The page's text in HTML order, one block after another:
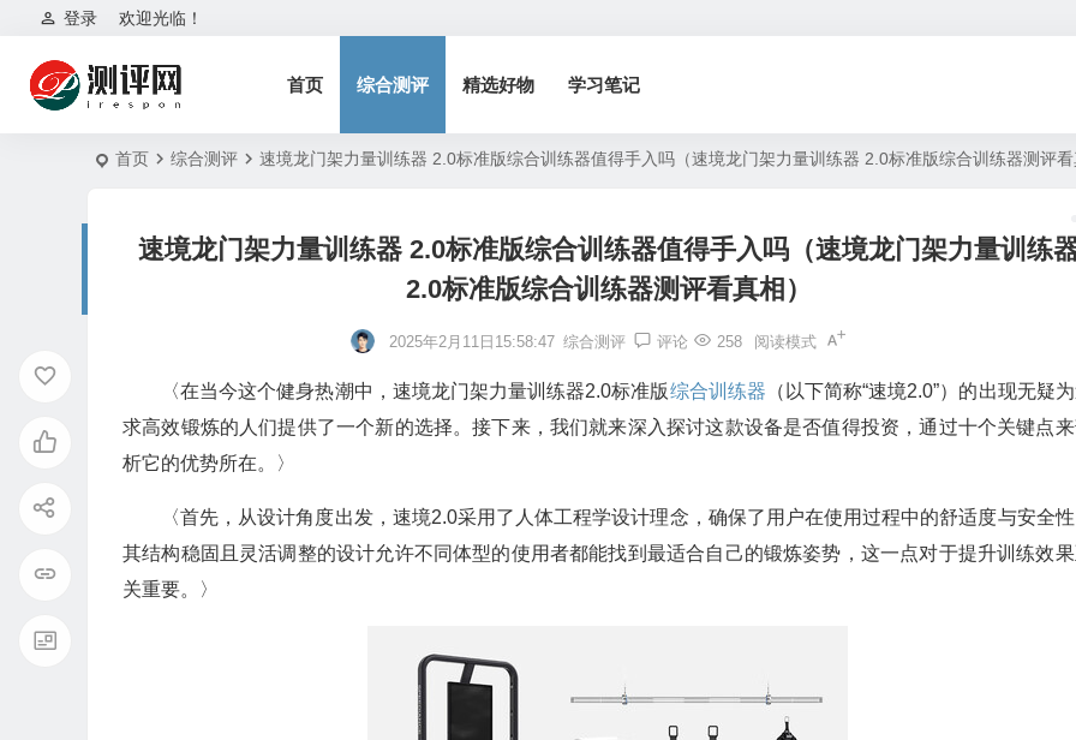
欢迎光临！
登录
首页 综合测评 精选好物 学习笔记
首页 综合测评 速境龙门架力量训练器 2.0标准版综合训练器值得手入吗（速境龙门架力量训练器 2.0标准版综合训练器测评
速境龙门架力量训练器 2.0标准版综合训练器值得手入吗（速境龙门架力量训练
2.0标准版综合训练器测评看真相）
2025年2月11日15:58:47 综合测评 评论 258 阅读模式
〈在当今这个健身热潮中，速境龙门架力量训练器2.0标准版综合训练器 （以下简称“速境2.0”）的出现无疑
求高效锻炼的人们提供了一个新的选择。接下来，我们就来深入探讨这款设备是否值得投资，通过十个关键点
析它的优势所在。〉
〈首先，从设计角度出发，速境2.0采用了人体工程学设计理念，确保了用户在使用过程中的舒适度与安全
其结构稳固且灵活调整的设计允许不同体型的使用者都能找到最适合自己的锻炼姿势，这一点对于提升训练效
关重要。〉